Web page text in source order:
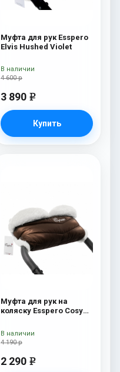
Муфта для рук Esspero
Elvis Hushed Violet
4 600 р
3 890 e
Купить
В наличии
Муфта для рук на
коляску Esspero Cosy
4 190 р
2 290 e
В наличии